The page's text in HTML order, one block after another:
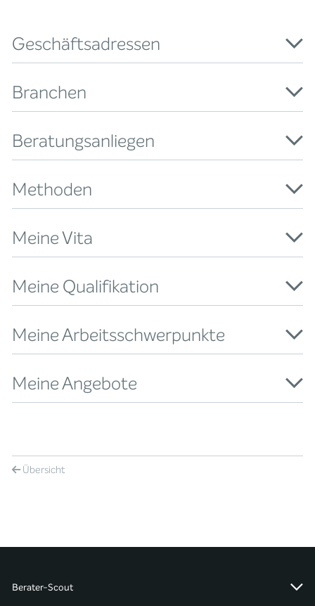
Geschäftsadressen
Branchen
Beratungsanliegen
Methoden
Meine Vita
Meine Qualifikation
Meine Arbeitsschwerpunkte
Meine Angebote
Übersicht
Berater-Scout